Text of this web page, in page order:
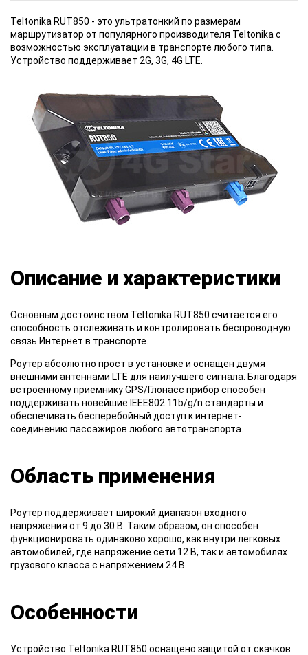
Teltonika RUT850 - это ультратонкий по размерам
маршрутизатор от популярного производителя Teltonika с
возможностью эксплуатации в транспорте любого типа.
Устройство поддерживает 2G, 3G, 4G LTE.
Описание и характеристики
Основным достоинством Teltonika RUT850 считается его
способность отслеживать и контролировать беспроводную
связь Интернет в транспорте.
Роутер абсолютно прост в установке и оснащен двумя
внешними антеннами LTE для наилучшего сигнала. Благодаря
встроенному приемнику GPS/Глонасс прибор способен
поддерживать новейшие IEEE802.11b/g/n стандарты и
обеспечивать бесперебойный доступ к интернет-
соединению пассажиров любого автотранспорта.
Область применения
Роутер поддерживает широкий диапазон входного
напряжения от 9 до 30 В. Таким образом, он способен
функционировать одинаково хорошо, как внутри легковых
автомобилей, где напряжение сети 12 В, так и автомобилях
грузового класса с напряжением 24 В.
Особенности
Устройство Teltonika RUT850 оснащено защитой от скачков